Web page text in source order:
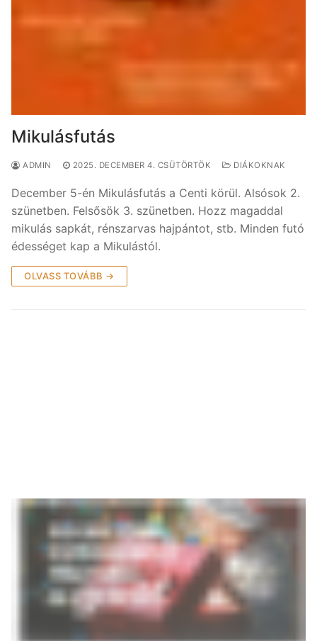
Mikulásfutás
ADMIN 2025. DECEMBER 4. CSÜTÖRTÖK DIÁKOKNAK
December 5-én Mikulásfutás a Centi körül. Alsósok 2.
szünetben. Felsősök 3. szünetben. Hozz magaddal
mikulás sapkát, rénszarvas hajpántot, stb. Minden futó
édességet kap a Mikulástól.
OLVASS TOVÁBB →